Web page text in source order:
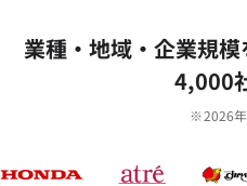
業種‧地域‧企業規模
4,000
※2026